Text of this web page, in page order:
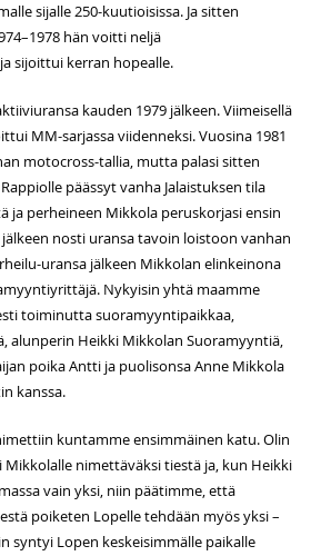
sijalle 250-kuutioisissa. Ja sitten
hän voitti neljä
sijoittui kerran hopealle.
kauden 1979 jälkeen. Viimeisellä
MM-sarjassa viidenneksi. Vuosina 1981
motocross-tallia, mutta palasi sitten
päässyt vanha Jalaistuksen tila
ja perheineen Mikkola peruskorjasi ensin
nosti uransa tavoin loistoon vanhan
uransa jälkeen Mikkolan elinkeinona
Nykyisin yhtä maamme
toiminutta suoramyyntipaikkaa,
alunperin Heikki Mikkolan Suoramyyntiä,
poika Antti ja puolisonsa Anne Mikkola
kanssa.
kuntamme ensimmäinen katu. Olin
nimettäväksi tiestä ja, kun Heikki
vain yksi, niin päätimme, että
poiketen Lopelle tehdään myös yksi –
syntyi Lopen keskeisimmälle paikalle